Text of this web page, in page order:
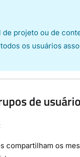
de projeto ou de
os usuários
de
compartilham os